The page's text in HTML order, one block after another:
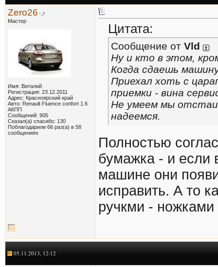
Zero26
Мастер
Имя: Виталий
Регистрация: 23.12.2011
Адрес: Красноярский край
Авто: Renault Fluence confort 1.6
АКПП
Сообщений: 905
Сказал(а) спасибо: 130
Поблагодарили 66 раз(а) в 58
сообщениях
Цитата:
Сообщение от Vld
Ну и кто в этом,
Когда сдаешь
Приехал хоть с
приемки - вина
Не умеем мы
надеемся.
Полностью
бумажка - и если
машине они
исправить. А то
ручкми -
05.11.2013, 12:12